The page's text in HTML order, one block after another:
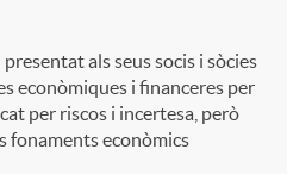
als seus socis i sòcies
econòmiques i financeres per
per riscos i incertesa, però
fonaments econòmics